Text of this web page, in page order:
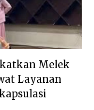
Melek
Layanan